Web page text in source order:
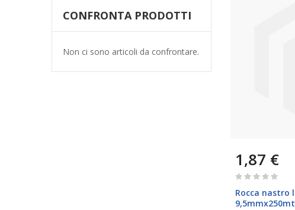
1,87 €
Rating:
Rocca nastro
CONFRONTA PRODOTTI
Non ci sono articoli da confrontare.